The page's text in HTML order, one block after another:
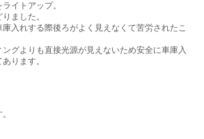
イトアップ。
ました。
入れする際後ろがよく見えなくて苦労されたこ
グよりも直接光源が見えないため安全に車庫入
ります。